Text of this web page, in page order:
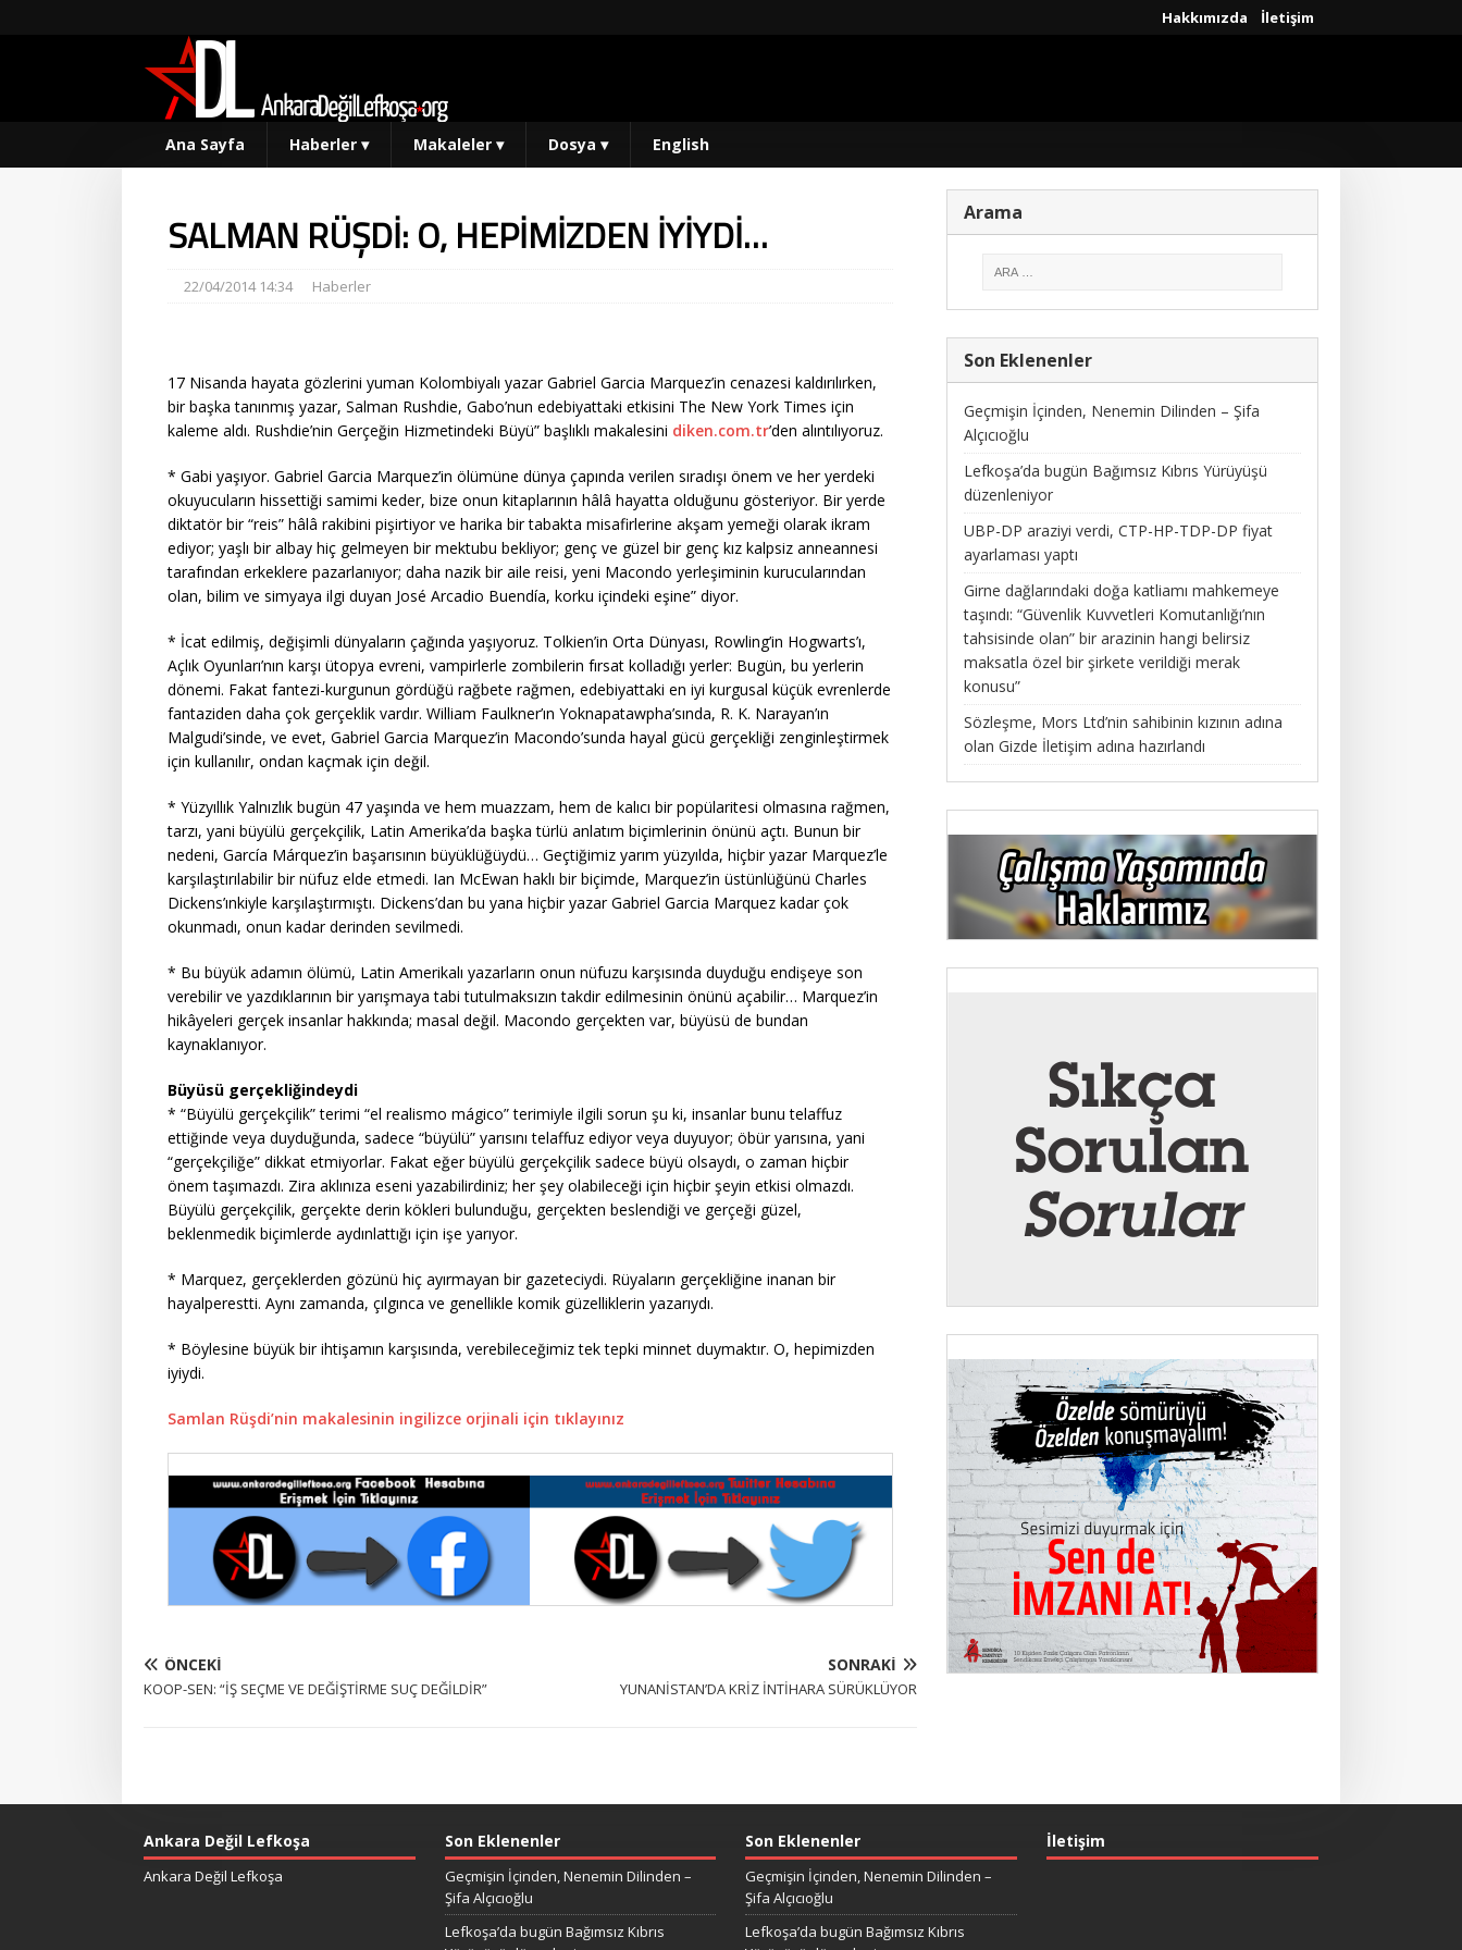
Hakkımızda İletişim
Ana Sayfa Haberler ▾ Makaleler ▾ Dosya ▾ English
SALMAN RÜŞDİ: O, HEPİMİZDEN İYİYDİ…
22/04/2014 14:34 Haberler
17 Nisanda hayata gözlerini yuman Kolombiyalı yazar Gabriel Garcia Marquez’in cenazesi kaldırılırken,
bir başka tanınmış yazar, Salman Rushdie, Gabo’nun edebiyattaki etkisini The New York Times için
kaleme aldı. Rushdie’nin Gerçeğin Hizmetindeki Büyü” başlıklı makalesini diken.com.tr’den alıntılıyoruz.
* Gabi yaşıyor. Gabriel Garcia Marquez’in ölümüne dünya çapında verilen sıradışı önem ve her yerdeki
okuyucuların hissettiği samimi keder, bize onun kitaplarının hâlâ hayatta olduğunu gösteriyor. Bir yerde
diktatör bir “reis” hâlâ rakibini pişirtiyor ve harika bir tabakta misafirlerine akşam yemeği olarak ikram
ediyor; yaşlı bir albay hiç gelmeyen bir mektubu bekliyor; genç ve güzel bir genç kız kalpsiz anneannesi
tarafından erkeklere pazarlanıyor; daha nazik bir aile reisi, yeni Macondo yerleşiminin kurucularından
olan, bilim ve simyaya ilgi duyan José Arcadio Buendía, korku içindeki eşine” diyor.
* İcat edilmiş, değişimli dünyaların çağında yaşıyoruz. Tolkien’in Orta Dünyası, Rowling’in Hogwarts’ı,
Açlık Oyunları’nın karşı ütopya evreni, vampirlerle zombilerin fırsat kolladığı yerler: Bugün, bu yerlerin
dönemi. Fakat fantezi-kurgunun gördüğü rağbete rağmen, edebiyattaki en iyi kurgusal küçük evrenlerde
fantaziden daha çok gerçeklik vardır. William Faulkner’ın Yoknapatawpha’sında, R. K. Narayan’ın
Malgudi’sinde, ve evet, Gabriel Garcia Marquez’in Macondo’sunda hayal gücü gerçekliği zenginleştirmek
için kullanılır, ondan kaçmak için değil.
* Yüzyıllık Yalnızlık bugün 47 yaşında ve hem muazzam, hem de kalıcı bir popülaritesi olmasına rağmen,
tarzı, yani büyülü gerçekçilik, Latin Amerika’da başka türlü anlatım biçimlerinin önünü açtı. Bunun bir
nedeni, García Márquez’in başarısının büyüklüğüydü… Geçtiğimiz yarım yüzyılda, hiçbir yazar Marquez’le
karşılaştırılabilir bir nüfuz elde etmedi. Ian McEwan haklı bir biçimde, Marquez’in üstünlüğünü Charles
Dickens’ınkiyle karşılaştırmıştı. Dickens’dan bu yana hiçbir yazar Gabriel Garcia Marquez kadar çok
okunmadı, onun kadar derinden sevilmedi.
* Bu büyük adamın ölümü, Latin Amerikalı yazarların onun nüfuzu karşısında duyduğu endişeye son
verebilir ve yazdıklarının bir yarışmaya tabi tutulmaksızın takdir edilmesinin önünü açabilir… Marquez’in
hikâyeleri gerçek insanlar hakkında; masal değil. Macondo gerçekten var, büyüsü de bundan
kaynaklanıyor.
Büyüsü gerçekliğindeydi
* “Büyülü gerçekçilik” terimi “el realismo mágico” terimiyle ilgili sorun şu ki, insanlar bunu telaffuz
ettiğinde veya duyduğunda, sadece “büyülü” yarısını telaffuz ediyor veya duyuyor; öbür yarısına, yani
“gerçekçiliğe” dikkat etmiyorlar. Fakat eğer büyülü gerçekçilik sadece büyü olsaydı, o zaman hiçbir
önem taşımazdı. Zira aklınıza eseni yazabilirdiniz; her şey olabileceği için hiçbir şeyin etkisi olmazdı.
Büyülü gerçekçilik, gerçekte derin kökleri bulunduğu, gerçekten beslendiği ve gerçeği güzel,
beklenmedik biçimlerde aydınlattığı için işe yarıyor.
* Marquez, gerçeklerden gözünü hiç ayırmayan bir gazeteciydi. Rüyaların gerçekliğine inanan bir
hayalperestti. Aynı zamanda, çılgınca ve genellikle komik güzelliklerin yazarıydı.
* Böylesine büyük bir ihtişamın karşısında, verebileceğimiz tek tepki minnet duymaktır. O, hepimizden
iyiydi.
Samlan Rüşdi’nin makalesinin ingilizce orjinali için tıklayınız
ÖNCEKI
KOOP-SEN: “İŞ SEÇME VE DEĞİŞTİRME SUÇ DEĞİLDİR”
SONRAKI
YUNANİSTAN’DA KRİZ İNTİHARA SÜRÜKLÜYOR
Arama
Son Eklenenler
Geçmişin İçinden, Nenemin Dilinden – Şifa
Alçıcıoğlu
Lefkoşa’da bugün Bağımsız Kıbrıs Yürüyüşü
düzenleniyor
UBP-DP araziyi verdi, CTP-HP-TDP-DP fiyat
ayarlaması yaptı
Girne dağlarındaki doğa katliamı mahkemeye
taşındı: “Güvenlik Kuvvetleri Komutanlığı’nın
tahsisinde olan” bir arazinin hangi belirsiz
maksatla özel bir şirkete verildiği merak
konusu”
Sözleşme, Mors Ltd’nin sahibinin kızının adına
olan Gizde İletişim adına hazırlandı
Ankara Değil Lefkoşa
Ankara Değil Lefkoşa
Son Eklenenler
Geçmişin İçinden, Nenemin Dilinden –
Şifa Alçıcıoğlu
Lefkoşa’da bugün Bağımsız Kıbrıs
Son Eklenenler
Geçmişin İçinden, Nenemin Dilinden –
Şifa Alçıcıoğlu
Lefkoşa’da bugün Bağımsız Kıbrıs
İletişim